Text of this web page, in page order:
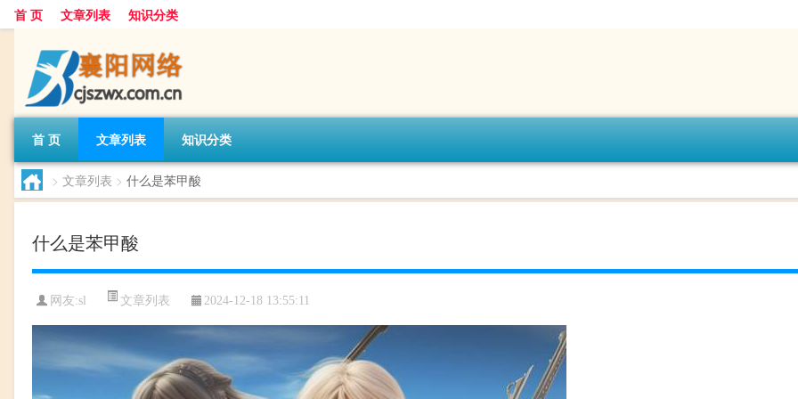
首 页 文章列表 知识分类
首 页 文章列表 知识分类
> 文章列表 > 什么是苯甲酸
什么是苯甲酸
网友:sl 文章列表 2024-12-18 13:55:11